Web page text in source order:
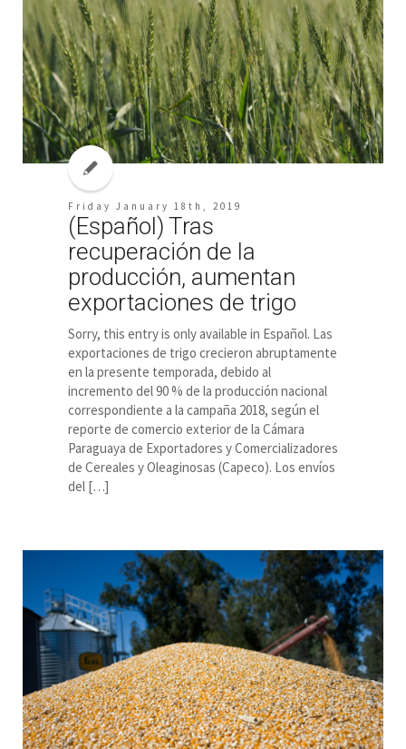
Friday January 18th, 2019
(Español) Tras
recuperación de la
producción, aumentan
exportaciones de trigo
Sorry, this entry is only available in Español. Las
exportaciones de trigo crecieron abruptamente
en la presente temporada, debido al
incremento del 90 % de la producción nacional
correspondiente a la campaña 2018, según el
reporte de comercio exterior de la Cámara
Paraguaya de Exportadores y Comercializadores
de Cereales y Oleaginosas (Capeco). Los envíos
del […]